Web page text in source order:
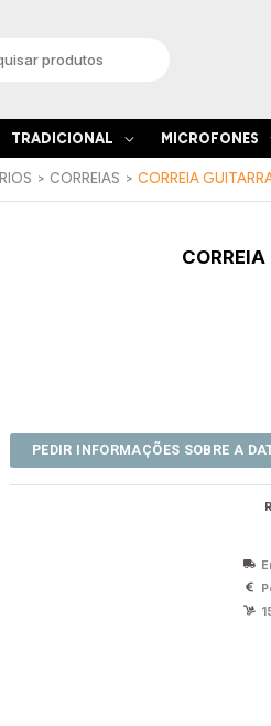
TRADICIONAL MICROFONES
CORREIAS CORREIA